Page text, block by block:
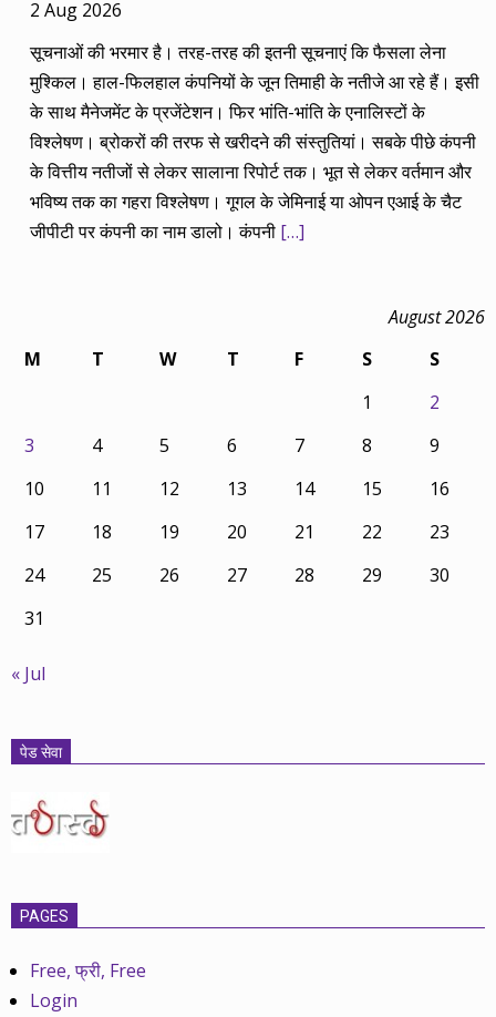
2 Aug 2026
सूचनाओं की भरमार है। तरह-तरह की इतनी सूचनाएं कि फैसला लेना
मुश्किल। हाल-फिलहाल कंपनियों के जून तिमाही के नतीजे आ रहे हैं। इसी
के साथ मैनेजमेंट के प्रजेंटेशन। फिर भांति-भांति के एनालिस्टों के
विश्लेषण। ब्रोकरों की तरफ से खरीदने की संस्तुतियां। सबके पीछे कंपनी
के वित्तीय नतीजों से लेकर सालाना रिपोर्ट तक। भूत से लेकर वर्तमान और
भविष्य तक का गहरा विश्लेषण। गूगल के जेमिनाई या ओपन एआई के चैट
जीपीटी पर कंपनी का नाम डालो। कंपनी […]
August 2026
M
T W T F S
S
1
2
3
4 5 6 7 8
9
10
11 12 13 14 15
16
17
18 19 20 21 22
23
24
25 26 27 28 29
30
31
« Jul
पेड सेवा
PAGES
Free, फ्री, Free
Login